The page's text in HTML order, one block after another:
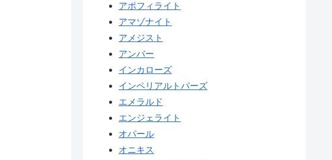
アポフィライト
アマゾナイト
アメジスト
アンバー
インカローズ
インペリアルトパーズ
エメラルド
エンジェライト
オパール
オニキス